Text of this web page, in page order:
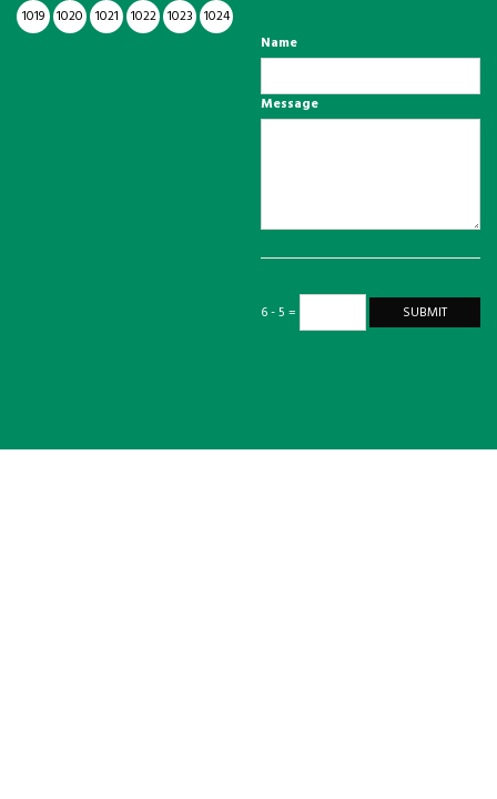
1019 1020 1021 1022 1023 1024
Name
Message
6 - 5 = SUBMIT